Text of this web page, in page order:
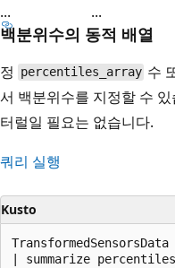
...
...
백분위수의 동적 배열
정 percentiles_array 수
서 백분위수를 지정할 수
터럴일 필요는 없습니다.
쿼리 실행
Kusto
TransformedSensorsData